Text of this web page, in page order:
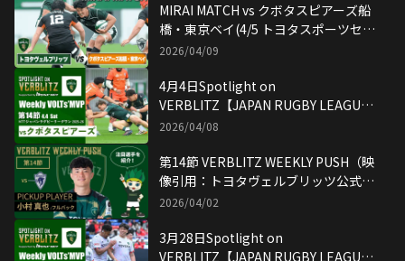
MIRAI MATCH vs クボタスピアーズ船
橋・東京ベイ(4/5 トヨタスポーツセン
ター)
2026/04/09
4月4日Spotlight on
VERBLITZ【JAPAN RUGBY LEAGUE
ONE】映像引用：トヨタヴェルブリッ
2026/04/08
第14節 VERBLITZ WEEKLY PUSH（映
像引用：トヨタヴェルブリッツ公式
YouTubeチャンネル）
2026/04/02
3月28日Spotlight on
VERBLITZ【JAPAN RUGBY LEAGUE